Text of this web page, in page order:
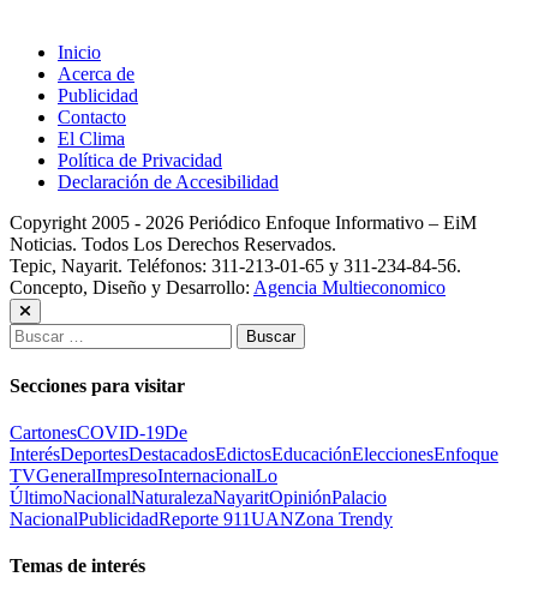
Inicio
Acerca de
Publicidad
Contacto
El Clima
Política de Privacidad
Declaración de Accesibilidad
Copyright 2005 - 2026 Periódico Enfoque Informativo – EiM
Noticias. Todos Los Derechos Reservados.
Tepic, Nayarit. Teléfonos: 311-213-01-65 y 311-234-84-56.
Concepto, Diseño y Desarrollo: Agencia Multieconomico
Buscar:
Secciones para visitar
CartonesCOVID-19De
InterésDeportesDestacadosEdictosEducaciónEleccionesEnfoque
TVGeneralImpresoInternacionalLo
ÚltimoNacionalNaturalezaNayaritOpiniónPalacio
NacionalPublicidadReporte 911UANZona Trendy
Temas de interés